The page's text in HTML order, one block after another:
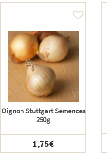
Oignon Stuttgart Semences
250g
1,75€